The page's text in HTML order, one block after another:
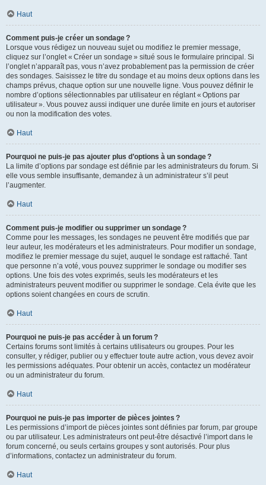
Haut
Comment puis-je créer un sondage ?
Lorsque vous rédigez un nouveau sujet ou modifiez le premier message,
cliquez sur l’onglet « Créer un sondage » situé sous le formulaire principal. Si
l’onglet n’apparaît pas, vous n’avez probablement pas la permission de créer
des sondages. Saisissez le titre du sondage et au moins deux options dans les
champs prévus, chaque option sur une nouvelle ligne. Vous pouvez définir le
nombre d’options sélectionnables par utilisateur en réglant « Options par
utilisateur ». Vous pouvez aussi indiquer une durée limite en jours et autoriser
ou non la modification des votes.
Haut
Pourquoi ne puis-je pas ajouter plus d’options à un sondage ?
La limite d’options par sondage est définie par les administrateurs du forum. Si
elle vous semble insuffisante, demandez à un administrateur s’il peut
l’augmenter.
Haut
Comment puis-je modifier ou supprimer un sondage ?
Comme pour les messages, les sondages ne peuvent être modifiés que par
leur auteur, les modérateurs et les administrateurs. Pour modifier un sondage,
modifiez le premier message du sujet, auquel le sondage est rattaché. Tant
que personne n’a voté, vous pouvez supprimer le sondage ou modifier ses
options. Une fois des votes exprimés, seuls les modérateurs et les
administrateurs peuvent modifier ou supprimer le sondage. Cela évite que les
options soient changées en cours de scrutin.
Haut
Pourquoi ne puis-je pas accéder à un forum ?
Certains forums sont limités à certains utilisateurs ou groupes. Pour les
consulter, y rédiger, publier ou y effectuer toute autre action, vous devez avoir
les permissions adéquates. Pour obtenir un accès, contactez un modérateur
ou un administrateur du forum.
Haut
Pourquoi ne puis-je pas importer de pièces jointes ?
Les permissions d’import de pièces jointes sont définies par forum, par groupe
ou par utilisateur. Les administrateurs ont peut-être désactivé l’import dans le
forum concerné, ou seuls certains groupes y sont autorisés. Pour plus
d’informations, contactez un administrateur du forum.
Haut